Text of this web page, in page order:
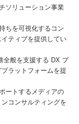
ソリューション事業
ちを可視化するコン
ティブを提供してい
全般を支援する DX プ
ラットフォームを提
ートするメディアの
コンサルティングを